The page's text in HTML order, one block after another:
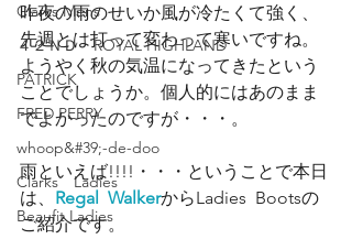
Clarks Mens
４２ＮＤ ROYAL HIGHLAND
PATRICK
FRED PERRY
whoop&#39;-de-doo
Clarks Ladies
Beaufit Ladies
昨夜の雨のせいか風が冷たくて強く、
先週とは打って変わって寒いですね。
ようやく秋の気温になってきたという
ことでしょうか。個人的にはあのまま
でよかったのですが・・・。
雨といえば!!!!・・・ということで本日
は、 Regal  WalkerからLadies  Bootsの
ご紹介です。